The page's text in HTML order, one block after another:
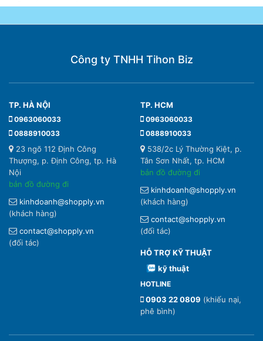
Công ty TNHH Tihon Biz
TP. HÀ NỘI
0963060033
0888910033
23 ngõ 112 Định Công
Thượng, p. Định Công, tp. Hà
Nội
bản đồ đường đi
kinhdoanh@shopply.vn
(khách hàng)
contact@shopply.vn
(đối tác)
TP. HCM
0963060033
0888910033
538/2c Lý Thường Kiệt, p.
Tân Sơn Nhất, tp. HCM
bản đồ đường đi
kinhdoanh@shopply.vn
(khách hàng)
contact@shopply.vn
(đối tác)
HỖ TRỢ KỸ THUẬT
kỹ thuật
HOTLINE
0903 22 0809 (khiếu nại,
phê bình)